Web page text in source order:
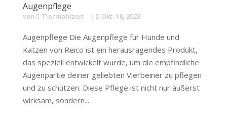
Augenpflege
von Tiermahlzeit | Okt. 18, 2023
Augenpflege Die Augenpflege für Hunde und
Katzen von Reico ist ein herausragendes Produkt,
das speziell entwickelt wurde, um die empfindliche
Augenpartie deiner geliebten Vierbeiner zu pflegen
und zu schützen. Diese Pflege ist nicht nur äußerst
wirksam, sondern...